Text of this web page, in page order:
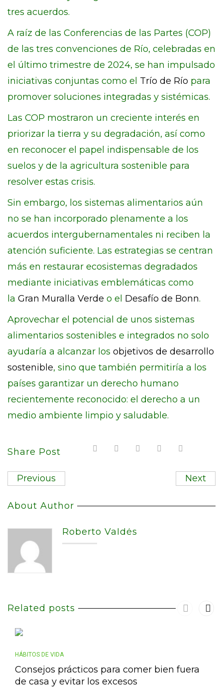
tres acuerdos.
A raíz de las Conferencias de las Partes (COP)
de las tres convenciones de Río, celebradas en
el último trimestre de 2024, se han impulsado
iniciativas conjuntas como el Trío de Río para
promover soluciones integradas y sistémicas.
Las COP mostraron un creciente interés en
priorizar la tierra y su degradación, así como
en reconocer el papel indispensable de los
suelos y de la agricultura sostenible para
resolver estas crisis.
Sin embargo, los sistemas alimentarios aún
no se han incorporado plenamente a los
acuerdos intergubernamentales ni reciben la
atención suficiente. Las estrategias se centran
más en restaurar ecosistemas degradados
mediante iniciativas emblemáticas como
la Gran Muralla Verde o el Desafío de Bonn.
Aprovechar el potencial de unos sistemas
alimentarios sostenibles e integrados no solo
ayudaría a alcanzar los objetivos de desarrollo
sostenible, sino que también permitiría a los
países garantizar un derecho humano
recientemente reconocido: el derecho a un
medio ambiente limpio y saludable.
Share Post
Previous Next
About Author
Roberto Valdés
Related posts
HÁBITOS DE VIDA
Consejos prácticos para comer bien fuera
de casa y evitar los excesos